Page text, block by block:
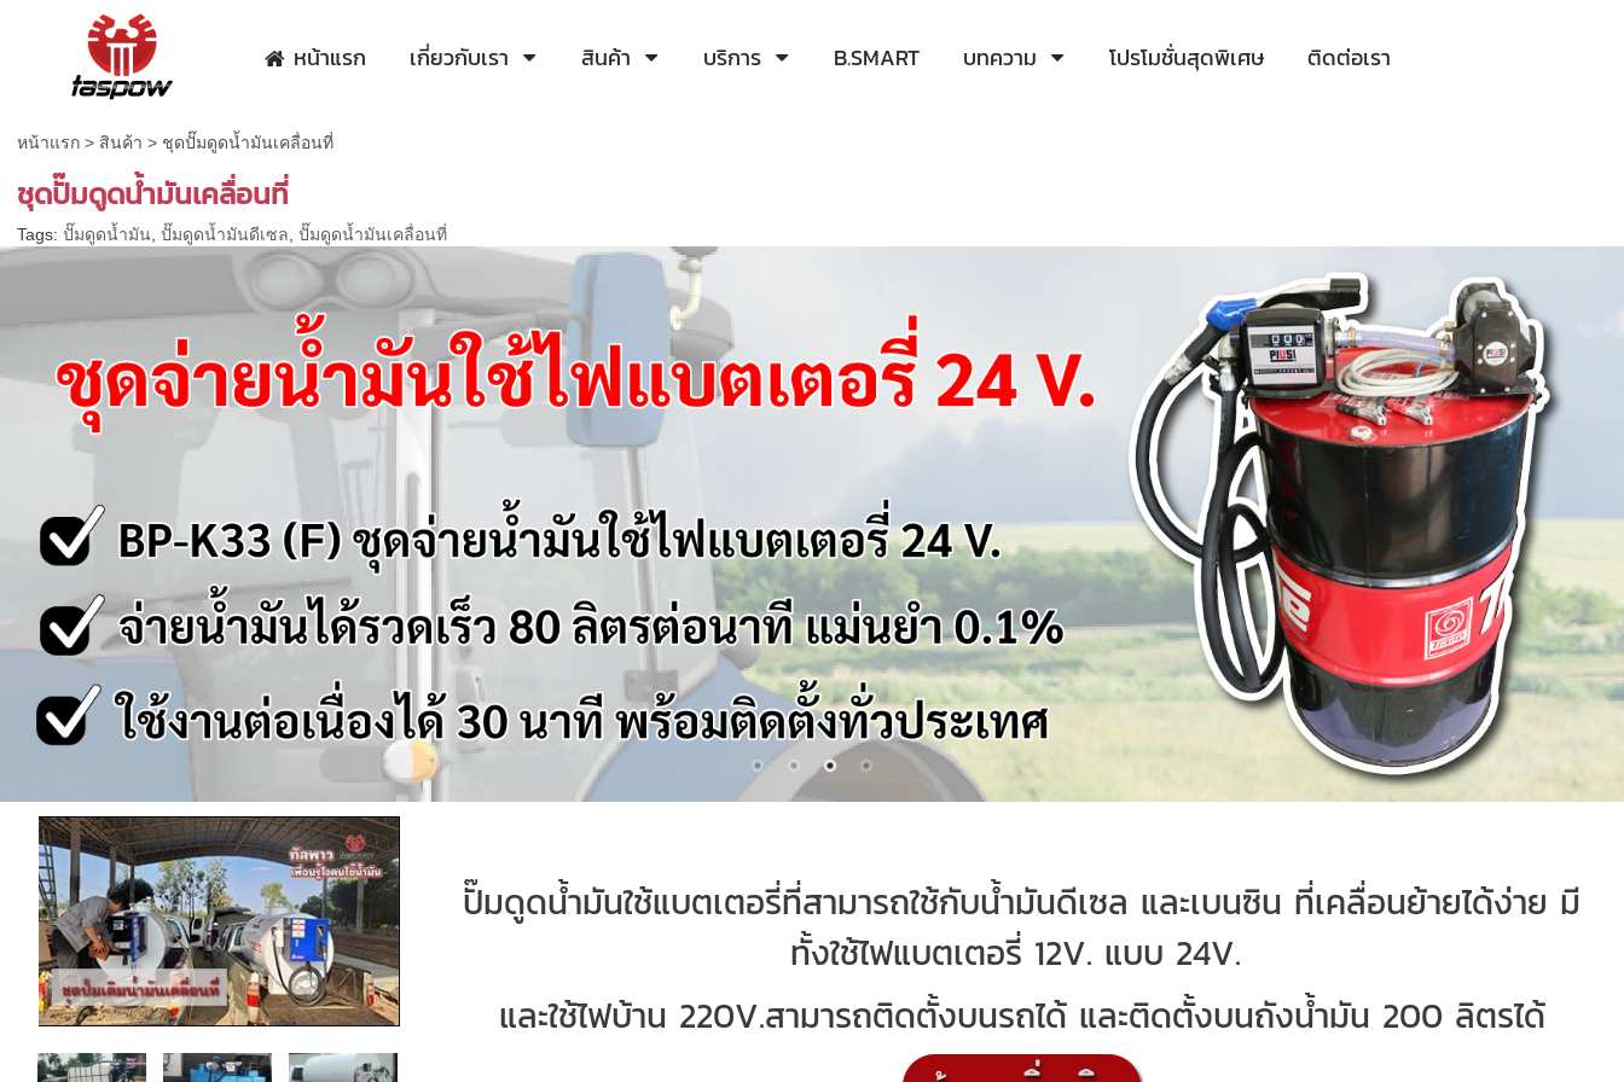
หน้าแรก เกี่ยวกับเรา สินค้า บริการ B.SMART บทความ โปรโมชั่นสุดพิเศษ ติดต่อเรา
หน้าแรก> สินค้า > ชุดปั๊มดูดน้ำมันเคลื่อนที่
ชุดปั๊มดูดน้ำมันเคลื่อนที่
Tags: ปั๊มดูดน้ำมัน ปั๊มดูดน้ำมันดีเซล ปั๊มดูดน้ำมันเคลื่อนที่
ปั๊มดูดน้ำมันใช้แบตเตอรี่ที่สามารถใช้กับน้ำมันดีเซล และเบนซิน ที่เคลื่อนย้ายได้ง่าย มี
ทั้งใช้ไฟแบตเตอรี่ 12V. แบบ 24V.
และใช้ไฟบ้าน 220V.สามารถติดตั้งบนรถได้ และติดตั้งบนถังน้ำมัน 200 ลิตรได้